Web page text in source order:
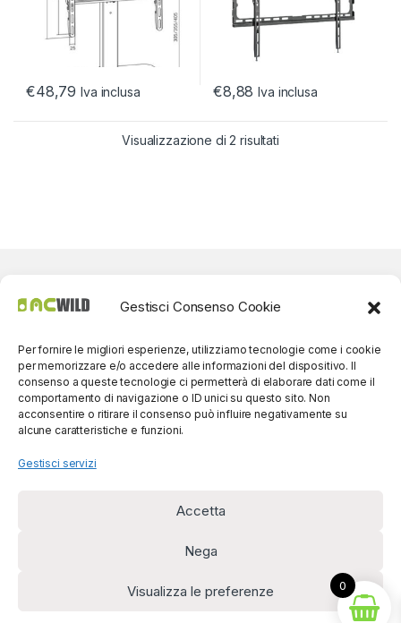
Gestisci Consenso Cookie
Per fornire le migliori esperienze, utilizziamo tecnologie come i cookie
per memorizzare e/o accedere alle informazioni del dispositivo. Il
consenso a queste tecnologie ci permetterà di elaborare dati come il
comportamento di navigazione o ID unici su questo sito. Non
acconsentire o ritirare il consenso può influire negativamente su
alcune caratteristiche e funzioni.
Gestisci servizi
Accetta
Nega
Visualizza le preferenze
€48,79 Iva inclusa €8,88 Iva inclusa
Visualizzazione di 2 risultati
disponibili!
(0039) 091
5607514
0